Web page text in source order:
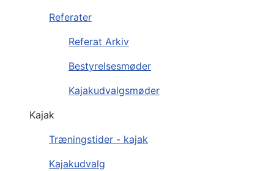
Referater
Referat Arkiv
Bestyrelsesmøder
Kajakudvalgsmøder
Kajak
Træningstider - kajak
Kajakudvalg